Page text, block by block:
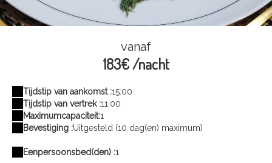
1733063732882
vanaf
183€ /nacht
Tijdstip van aankomst :15:00
Tijdstip van vertrek :11:00
Maximumcapaciteit:1
Bevestiging :Uitgesteld (10 dag(en) maximum)
Eenpersoonsbed(den) :1